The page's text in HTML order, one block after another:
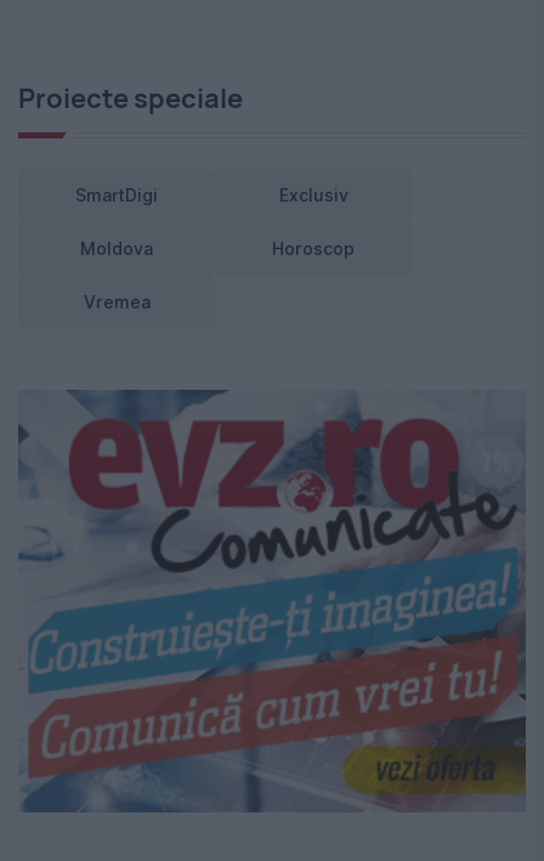
Proiecte speciale
SmartDigi Exclusiv
Moldova Horoscop
Vremea